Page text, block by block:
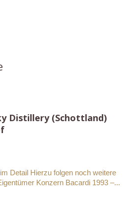
Distillery (Schottland)
Detail Hierzu folgen noch weitere
Konzern Bacardi 1993 –...